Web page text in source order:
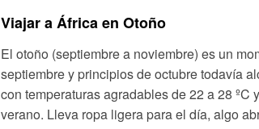
Viajar a África en Otoño
El otoño (septiembre a noviembre) es un
septiembre y principios de octubre todavía
con temperaturas agradables de 22 a 28
verano. Lleva ropa ligera para el día, algo